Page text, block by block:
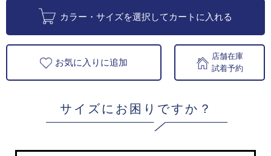
カラー・サイズを選択してカートに入れる
お気に入りに追加
店舗在庫
試着予約
サイズにお困りですか？